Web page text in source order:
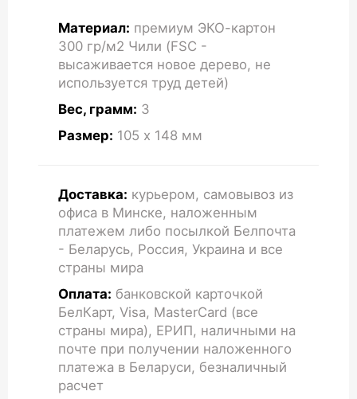
Материал: премиум ЭКО-картон
300 гр/м2 Чили (FSC -
высаживается новое дерево, не
используется труд детей)
Вес, грамм: 3
Размер: 105 x 148 мм
Доставка: курьером, самовывоз из
офиса в Минске, наложенным
платежем либо посылкой Белпочта
- Беларусь, Россия, Украина и все
страны мира
Оплата: банковской карточкой
БелКарт, Visa, MasterCard (все
страны мира), ЕРИП, наличными на
почте при получении наложенного
платежа в Беларуси, безналичный
расчет